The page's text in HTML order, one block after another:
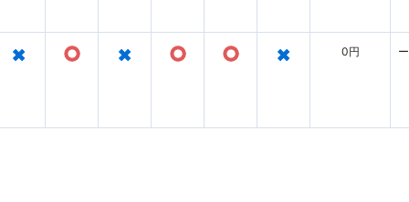
× ○ × ○ ○ × 0円 ー